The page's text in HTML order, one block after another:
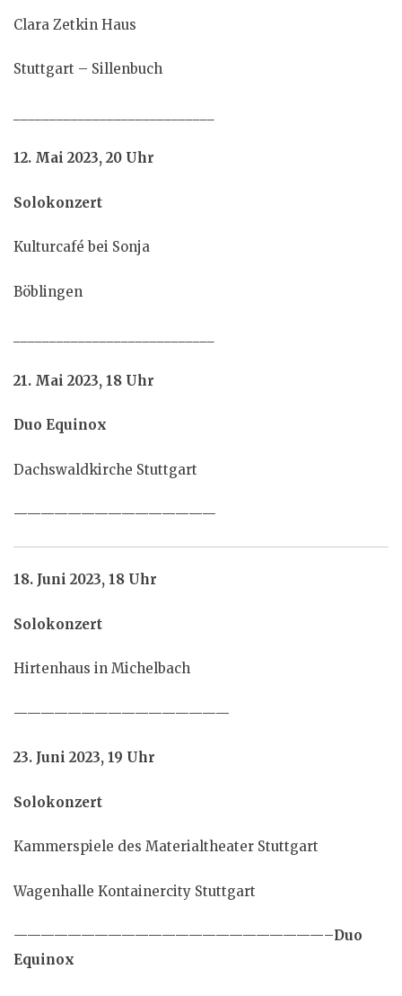
Clara Zetkin Haus
Stuttgart – Sillenbuch
12. Mai 2023, 20 Uhr
Solokonzert
Kulturcafé bei Sonja
Böblingen
21. Mai 2023, 18 Uhr
Duo Equinox
Dachswaldkirche Stuttgart
———————————————
18. Juni 2023, 18 Uhr
Solokonzert
Hirtenhaus in Michelbach
————————————————
23. Juni 2023, 19 Uhr
Solokonzert
Kammerspiele des Materialtheater Stuttgart
Wagenhalle Kontainercity Stuttgart
———————————————————————–Duo
Equinox